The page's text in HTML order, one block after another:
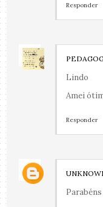
Responder
Lindo
Amei
Responder